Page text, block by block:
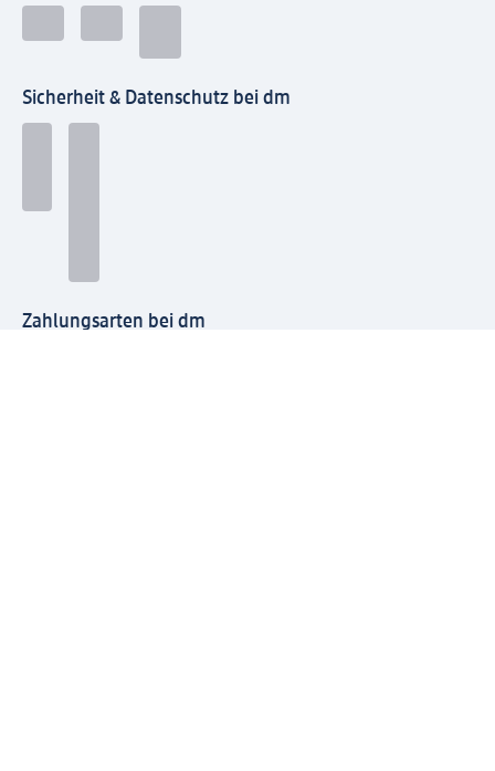
Sicherheit & Datenschutz bei dm
Zahlungsarten bei dm